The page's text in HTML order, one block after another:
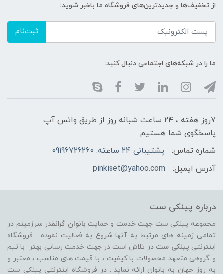
از تخفیف‌ها و جدیدترین‌های فروشگاه ما باخبر شوید:
ثبت‌نام
ما را در شبکه‌های اجتماعی دنبال کنید:
7روز هفته ، ۲۴ ساعت شبانه‌ روز از طریق واتس آپ
پاسخگوی شما هستیم
شماره تماس:
پشتیبانی ۲۴ ساعته: 09196726260
آدرس ایمیل:
pinkiset@yahoo.com
درباره پینکی ست
مجموعه پینکی ست جهت خدمت و حمایت بانوان گرانقدر سرزمینم در
تمامی زمینه های مرتبط به آنها شروع به فعالیت نموده . فروشگاه
اینترنتی پینکی ست در تلاش است در جهت خدمت رسانی بهتر با تیم
و گروهی متعهد محصولات با کیفیت ، با قیمت های مناسب ، معتبر و
به روز جهان به بانوان ارائه نماید . در فروشگاه اینترنتی پینکی ست